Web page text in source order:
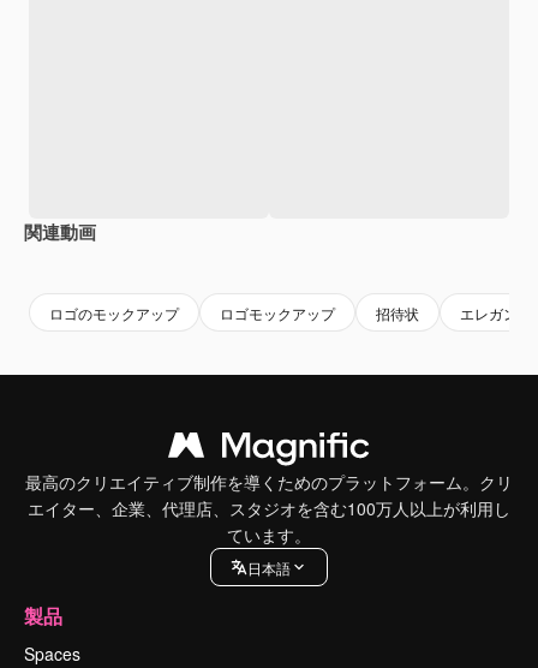
関連動画
ロゴのモックアップ ロゴモックアップ 招待状 エレガント
最高のクリエイティブ制作を導くためのプラットフォーム。クリ
エイター、企業、代理店、スタジオを含む100万人以上が利用し
ています。
日本語
製品
Spaces